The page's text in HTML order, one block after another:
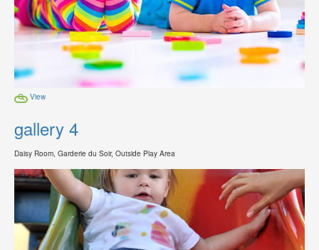
View
gallery 4
Daisy Room, Garderie du Soir, Outside Play Area